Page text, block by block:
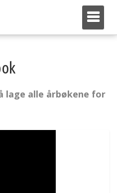
lage alle årbøkene for